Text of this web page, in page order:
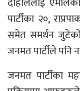
पार्टीका २०,
समेत समर्थन
जनमत पार्टीले पनि
जनमत पार्टीका